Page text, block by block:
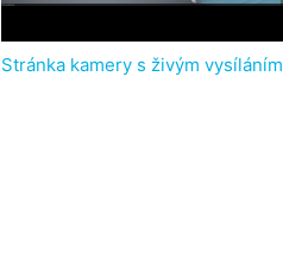
Stránka kamery s živým vysíláním